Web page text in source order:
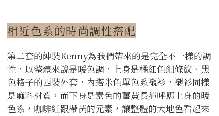
相近色系的時尚調性搭配
第二套的紳裝Kenny為我們帶來的是完全不一樣的調
性，以整體來說是暖色調，上身是橘紅色細條紋、黑
色格子的西裝外套，內搭米色單色系襯衫，襯衫同樣
是麻料材質，而下身是素色的薑黃長褲呼應上身的暖
色系，咖啡紅跟帶黃的元素，讓整體的大地色看起來